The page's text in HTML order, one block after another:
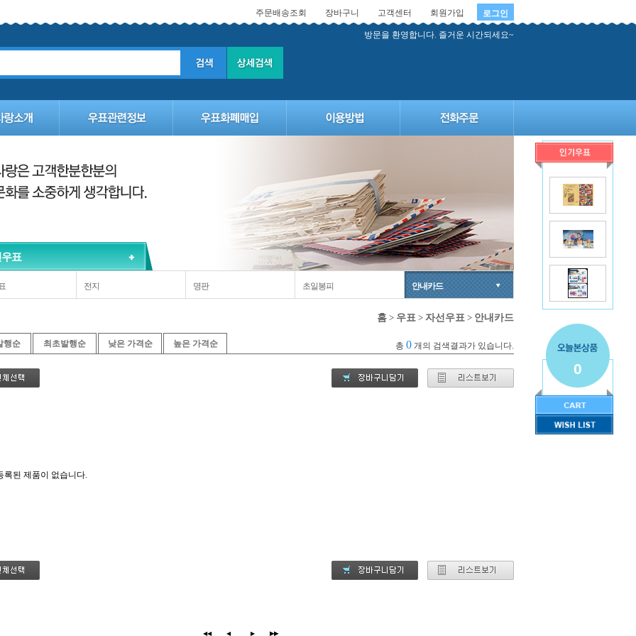
로그인
회원가입
고객센터
장바구니
주문배송조회
방문을 환영합니다. 즐거운 시간되세요~
0
표
전지 명판 초일봉피 안내카드
홈 > 우표 > 자선우표 > 안내카드
행순 최초발행순 낮은 가격순 높은 가격순 총 0 개의 검색결과가 있습니다.
록된 제품이 없습니다.
◀◀ ◀ ▶ ▶▶